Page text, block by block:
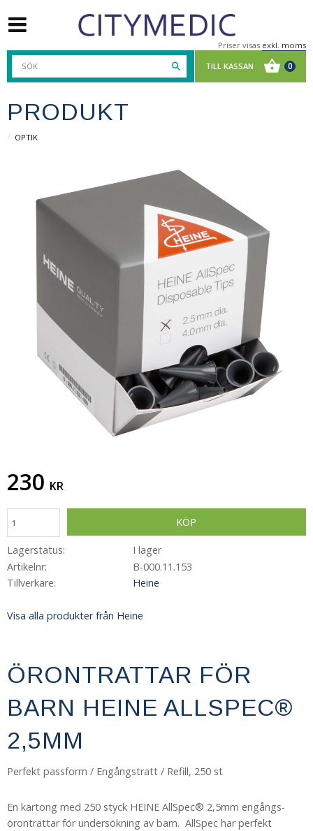
Priser visas exkl. moms
PRODUKT
OPTIK
230 KR
KÖP
Lagerstatus
I lager
Artikelnr
B-000.11.153
Tillverkare
Heine
Visa alla produkter från Heine
ÖRONTRATTAR FÖR
BARN HEINE ALLSPEC®
2,5MM
Perfekt passform / Engångstratt / Refill, 250 st
En kartong med 250 styck HEINE AllSpec® 2,5mm engångs-
örontrattar för undersökning av barn. AllSpec har perfekt